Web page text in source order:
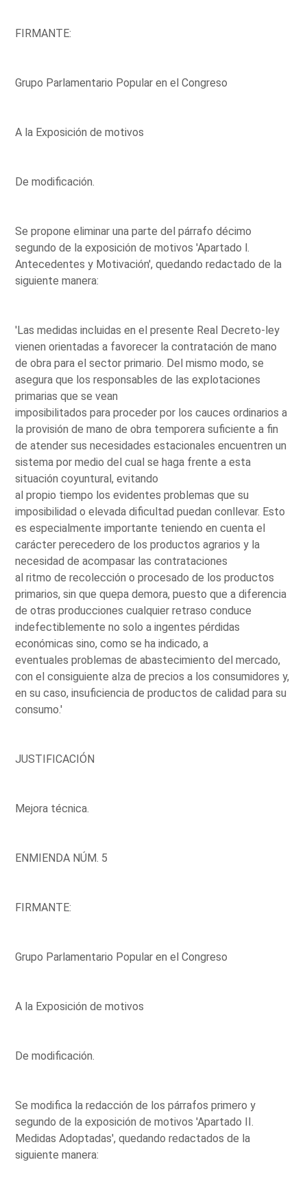
FIRMANTE:
Grupo Parlamentario Popular en el Congreso
A la Exposición de motivos
De modificación.
Se propone eliminar una parte del párrafo décimo
segundo de la exposición de motivos 'Apartado l.
Antecedentes y Motivación', quedando redactado de la
siguiente manera:
'Las medidas incluidas en el presente Real Decreto-ley
vienen orientadas a favorecer la contratación de mano
de obra para el sector primario. Del mismo modo, se
asegura que los responsables de las explotaciones
primarias que se vean
imposibilitados para proceder por los cauces ordinarios a
la provisión de mano de obra temporera suficiente a fin
de atender sus necesidades estacionales encuentren un
sistema por medio del cual se haga frente a esta
situación coyuntural, evitando
al propio tiempo los evidentes problemas que su
imposibilidad o elevada dificultad puedan conllevar. Esto
es especialmente importante teniendo en cuenta el
carácter perecedero de los productos agrarios y la
necesidad de acompasar las contrataciones
al ritmo de recolección o procesado de los productos
primarios, sin que quepa demora, puesto que a diferencia
de otras producciones cualquier retraso conduce
indefectiblemente no solo a ingentes pérdidas
económicas sino, como se ha indicado, a
eventuales problemas de abastecimiento del mercado,
con el consiguiente alza de precios a los consumidores y,
en su caso, insuficiencia de productos de calidad para su
consumo.'
JUSTIFICACIÓN
Mejora técnica.
ENMIENDA NÚM. 5
FIRMANTE:
Grupo Parlamentario Popular en el Congreso
A la Exposición de motivos
De modificación.
Se modifica la redacción de los párrafos primero y
segundo de la exposición de motivos 'Apartado II.
Medidas Adoptadas', quedando redactados de la
siguiente manera: